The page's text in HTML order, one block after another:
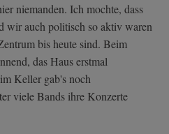
niemanden. Ich mochte, dass
wir auch politisch so aktiv waren
bis heute sind. Beim
das Haus erstmal
Keller gab's noch
viele Bands ihre Konzerte